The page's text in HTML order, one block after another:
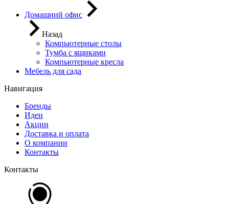
Домашний офис
Назад
Компьютерные столы
Тумба с ящиками
Компьютерные кресла
Мебель для сада
Навигация
Бренды
Идеи
Акции
Доставка и оплата
О компании
Контакты
Контакты